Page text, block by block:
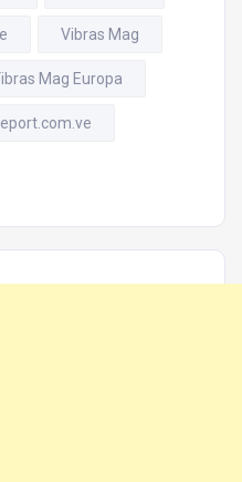
Vibras Mag
Mag Europa